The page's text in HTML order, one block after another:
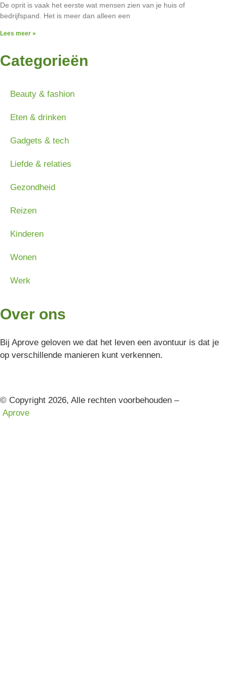
De oprit is vaak het eerste wat mensen zien van je huis of
bedrijfspand. Het is meer dan alleen een
Lees meer »
Categorieën
Beauty & fashion
Eten & drinken
Gadgets & tech
Liefde & relaties
Gezondheid
Reizen
Kinderen
Wonen
Werk
Over ons
Bij Aprove geloven we dat het leven een avontuur is dat je
op verschillende manieren kunt verkennen.
© Copyright 2026, Alle rechten voorbehouden –
Aprove